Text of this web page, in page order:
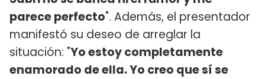
parece perfecto". Además, el presentador
manifestó su deseo de arreglar la
situación: "Yo estoy completamente
enamorado de ella. Yo creo que sí se